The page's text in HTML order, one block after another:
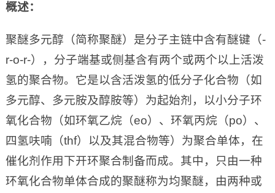
概述：
聚醚多元醇（简称聚醚）是分子主链中含有醚键（-
r-o-r-），分子端基或侧基含有两个或两个以上活泼
氢的聚合物。它是以含活泼氢的低分子化合物（如
多元醇、多元胺及醇胺等）为起始剂，以小分子环
氧化合物（如环氧乙烷（eo）、环氧丙烷（po）、
四氢呋喃（thf）以及其混合物等）为聚合单体，在
催化剂作用下开环聚合制备而成。其中，只由一种
环氧化合物单体合成的聚醚称为均聚醚，由两种或